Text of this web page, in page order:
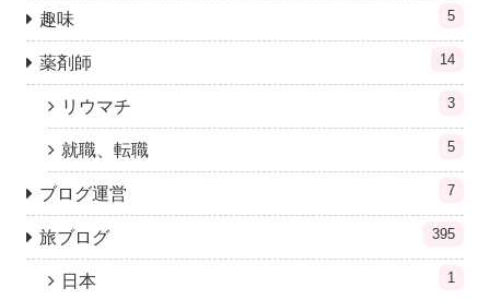
趣味 5
薬剤師 14
リウマチ 3
就職、転職 5
ブログ運営 7
旅ブログ 395
日本 1